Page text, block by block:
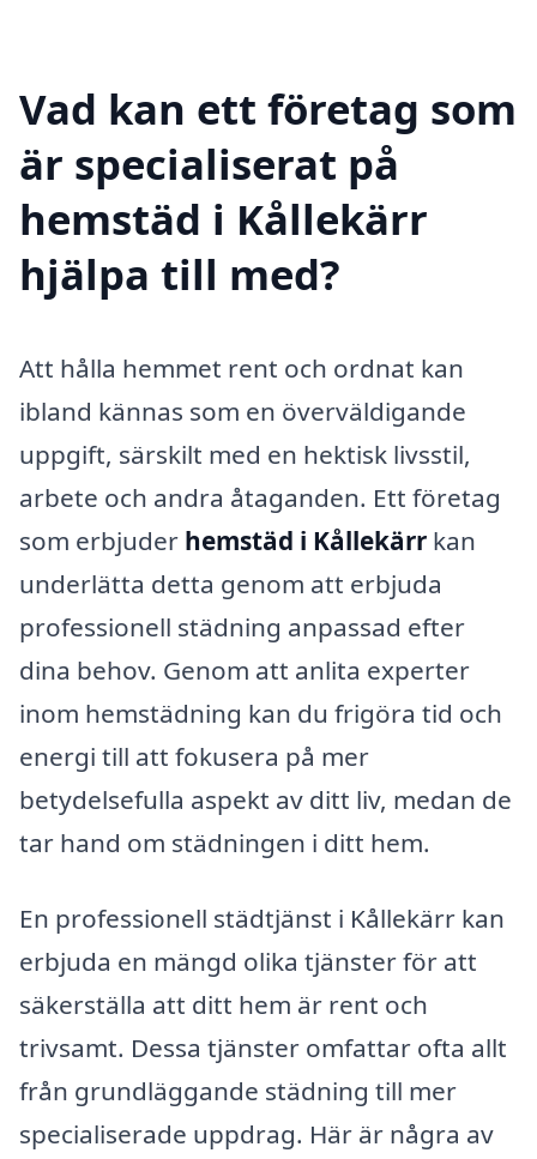
Vad kan ett företag som
är specialiserat på
hemstäd i Kållekärr
hjälpa till med?
Att hålla hemmet rent och ordnat kan
ibland kännas som en överväldigande
uppgift, särskilt med en hektisk livsstil,
arbete och andra åtaganden. Ett företag
som erbjuder hemstäd i Kållekärr kan
underlätta detta genom att erbjuda
professionell städning anpassad efter
dina behov. Genom att anlita experter
inom hemstädning kan du frigöra tid och
energi till att fokusera på mer
betydelsefulla aspekt av ditt liv, medan de
tar hand om städningen i ditt hem.
En professionell städtjänst i Kållekärr kan
erbjuda en mängd olika tjänster för att
säkerställa att ditt hem är rent och
trivsamt. Dessa tjänster omfattar ofta allt
från grundläggande städning till mer
specialiserade uppdrag. Här är några av